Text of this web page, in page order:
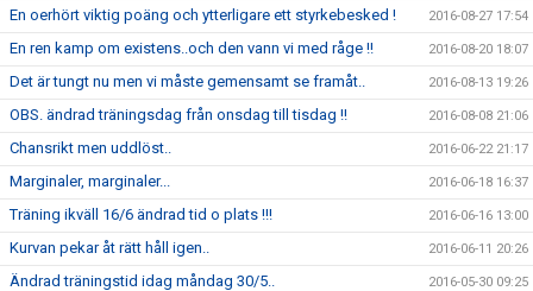
En oerhört viktig poäng och ytterligare ett styrkebesked ! 2016-08-27 17:54
En ren kamp om existens..och den vann vi med råge !! 2016-08-20 18:07
Det är tungt nu men vi måste gemensamt se framåt.. 2016-08-13 19:26
OBS. ändrad träningsdag från onsdag till tisdag !! 2016-08-08 21:06
Chansrikt men uddlöst.. 2016-06-22 21:17
Marginaler, marginaler... 2016-06-18 16:37
Träning ikväll 16/6 ändrad tid o plats !!! 2016-06-16 13:00
Kurvan pekar åt rätt håll igen.. 2016-06-11 20:26
Ändrad träningstid idag måndag 30/5.. 2016-05-30 09:25